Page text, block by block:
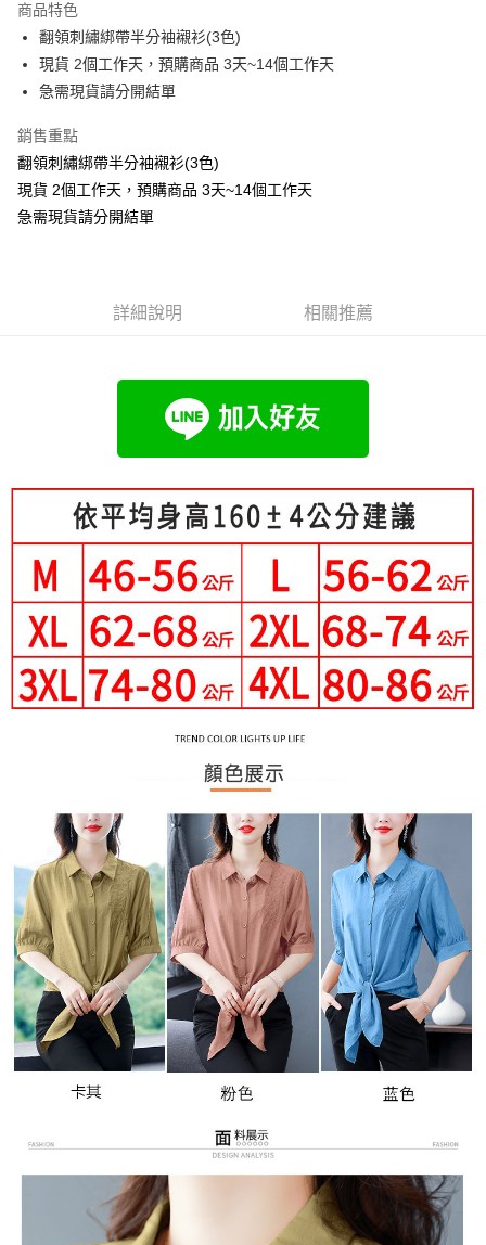
Apple Pay
街口支付
Google Pay
全支付
【大哥付你分期使用說明】
流程，驗證手機門號後，選擇欲分期的期數、繳款截止日，確認付款後即完
3.實際核准額度、可分期數及費用金額請依後續交易確認頁面所載為準。
4.訂單成立30分鐘內，如未前往確認交易或遇審核未通過，訂單將自動取
消。如遇「轉專審核」未通過狀況，表示未達大哥付你分期系統評分，恕無
【繳款方式說明】
1.分期款項不併入電信帳單，「大哥付你分期」於每月結算日後寄送繳費提
2.透過簡訊連結打開帳單後，可選擇「超商條碼／台灣大直營門市／銀行轉
帳／街口支付／iPASS MONEY」等通路繳費。
【注意事項】
1.本服務係由「台灣大哥大股份有限公司」（以下簡稱本公司）所提供，讓
用戶於交易時，得透過本服務購買商品或服務，並由商店將買賣／分期付款
買賣價金債權讓與本公司後，依約使用本公司帳單繳交帳款。
2.基於同意付款使用「大哥付你分期」之契約關係目的，商店將以您的個人
資料（包含姓名、電話或地址）提供予台灣大哥大進項蒐集、處理及利用，
由本公司與您本人進行分期帳單所需資料之確認、核對及更正。
AFTEE先享後付是「在收到商品之後才付款」的支付方式。 讓您購物簡單
１．簡單：不需註冊會員、不需綁卡、不需儲值。
３．安心：先確認商品／服務後，再付款。
【「AFTEE先享後付」結帳流程】
１．於結帳方式選擇「AFTEE先享後付」後，將跳轉至「AFTEE先享後付」
結帳頁面，進行簡訊認證並確認金額後，即可完成結帳。
２．訂單成立數日內，您將收到繳費通知簡訊。
３．收到繳費通知簡訊後14天內，點擊此簡訊中的連結，可透過四大超商／
ATM／網路銀行／等多元方式進行付款，方視為交易完成。
※ 請注意：結帳手續完成當下不需立刻繳費，但若您需要取消訂單，請聯絡
購買商品的店家。未經商家同意取消之訂單仍視為有效，需透過AFTEE先享
後付繳納相關費用。
※ 交易是否成功請以「AFTEE先享後付 」之結帳頁面顯示為準，若有關於
https://netprotections.freshdesk.com/support/home
易，需依本服務之必要範圍內提供個人資料，並將交易相關給付款項請求債
權轉讓予恩沛科技股份有限公司。
２．關於個人資料處理事宜，請瀏覽以下網址：
https://aftee.tw/terms/#terms3
３．未成年的使用者請事先徵得法定代理人或監護人之同意方可使用
「AFTEE先享後付」，若未經同意申辦者引起之損失，本公司不負相關責
任。
４．使用「AFTEE先享後付」時，將依據個別帳號之用戶狀況，依本公司即
時審查核予不同之上限額度；若仍有額度不足之情形，本公司將視審查結果
請求用戶進行身份認證。
５．嚴禁一人註冊多個帳號或使用他人資訊註冊。若發現惡意使用之情形，
恩沛科技股份有限公司將有權停止該用戶之使用額度並採取法律行動。
「Hami Point」為中華電信所提供之點數服務，可於會員專區綁定中華電信
運送方式
全家付款取貨
每筆NT$80，滿NT$699(含以上)免運費
付款後全家取貨
每筆NT$80，滿NT$699(含以上)免運費
付款後萊爾富取貨
付款後7-11取貨
每筆NT$80，滿NT$699(含以上)免運費
宅配
每筆NT$70，滿NT$699(含以上)免運費
離島-郵局寄送
每筆NT$90，滿NT$699(含以上)免運費
國家/地區配送
商品特色
翻領刺繡綁帶半分袖襯衫(3色)
現貨 2個工作天，預購商品 3天~14個工作天
急需現貨請分開結單
銷售重點
翻領刺繡綁帶半分袖襯衫(3色)
現貨 2個工作天，預購商品 3天~14個工作天
急需現貨請分開結單
詳細說明 相關推薦